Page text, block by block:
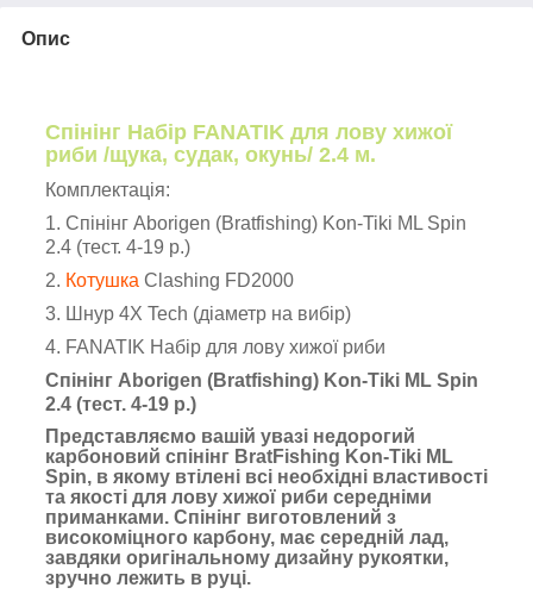
Опис
Спінінг Набір FANATIK для лову хижої
риби /щука, судак, окунь/ 2.4 м.
Комплектація:
1. Спінінг Aborigen (Bratfishing) Kon-Tiki ML Spin
2.4 (тест. 4-19 р.)
2. Котушка Clashing FD2000
3. Шнур 4X Tech (діаметр на вибір)
4. FANATIK Набір для лову хижої риби
Спінінг Aborigen (Bratfishing) Kon-Tiki ML Spin
2.4 (тест. 4-19 р.)
Представляємо вашій увазі недорогий
карбоновий спінінг BratFishing Kon-Tiki ML
Spin, в якому втілені всі необхідні властивості
та якості для лову хижої риби середніми
приманками. Спінінг виготовлений з
високоміцного карбону, має середній лад,
завдяки оригінальному дизайну рукоятки,
зручно лежить в руці.